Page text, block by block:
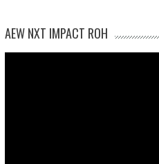
AEW NXT IMPACT ROH